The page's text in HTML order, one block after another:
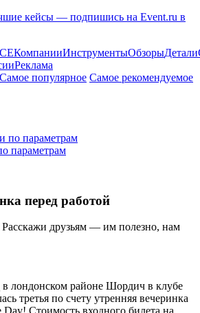
кейсы — подпишись на Event.ru в
КомпанииИнструментыОбзорыДетали
Реклама
Самое популярное Самое рекомендуемое
по параметрам
параметрам
перед работой
Расскажи друзьям — им полезно, нам
в лондонском районе Шордич в клубе
третья по счету утренняя вечеринка